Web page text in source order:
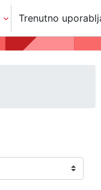
Trenutno